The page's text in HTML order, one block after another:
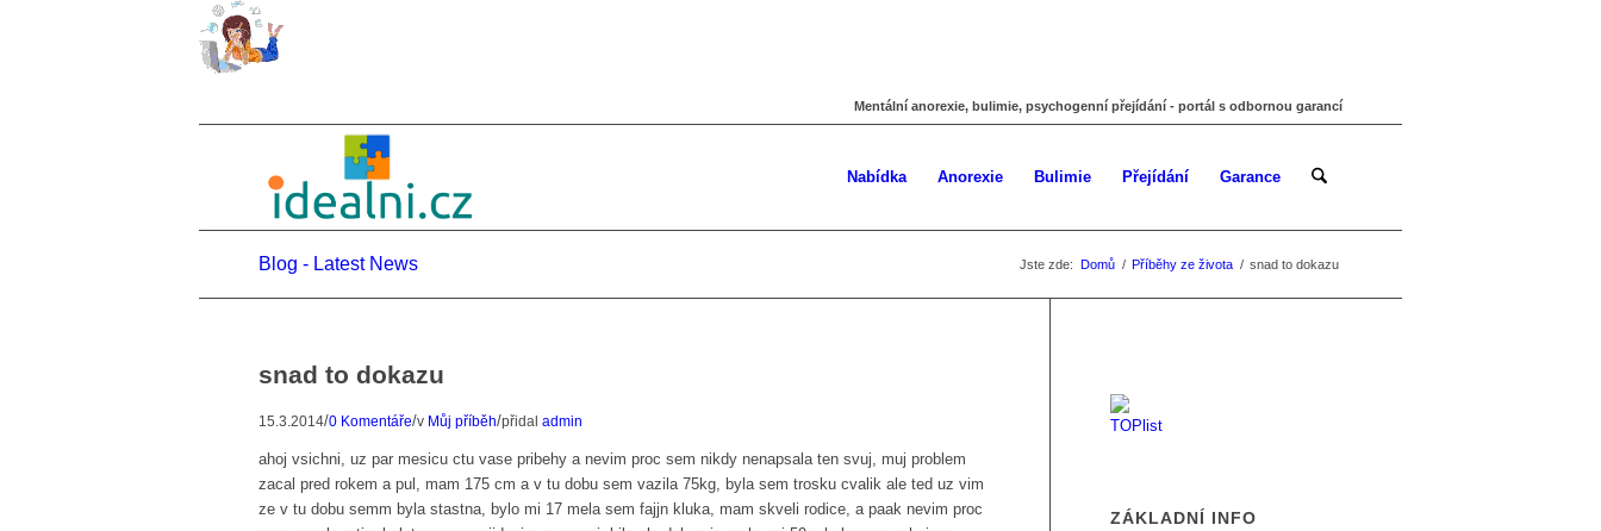
Mentální anorexie, bulimie, psychogenní přejídání - portál s odbornou garancí
Nabídka Anorexie Bulimie Přejídání Garance
Blog - Latest News Jste zde: Domů / Příběhy ze života / snad to dokazu
snad to dokazu
15.3.2014/0 Komentáře/v Můj příběh/přidal admin
ahoj vsichni, uz par mesicu ctu vase pribehy a nevim proc sem nikdy nenapsala ten svuj, muj problem
zacal pred rokem a pul, mam 175 cm a v tu dobu sem vazila 75kg, byla sem trosku cvalik ale ted uz vim
ze v tu dobu semm byla stastna, bylo mi 17 mela sem fajjn kluka, mam skveli rodice, a paak nevim proc
ZÁKLADNÍ INFO